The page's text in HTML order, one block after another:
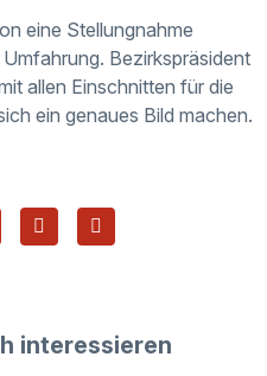
eine Stellungnahme
Bezirkspräsident
allen Einschnitten für die
ein genaues Bild machen.
interessieren